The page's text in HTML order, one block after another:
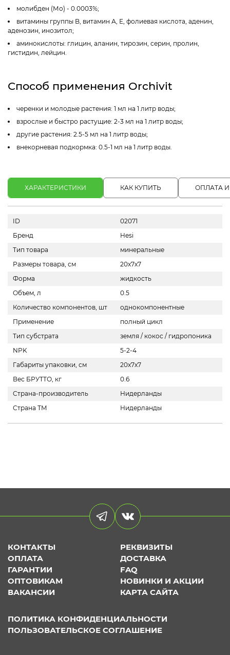
молибден (Мо) - 0.0003%;
витамины группы B, витамин А, Е, фолиевая кислота, аденин,
аденозин, инозитол;
аминокислоты: глицин, аланин, тирозин, серин, пролин,
гистидин, лейцин.
Способ применения Orchivit
черенки и молодые растения: 1 мл на 1 литр воды;
взрослые и быстро растущие: 2-3 мл на 1 литр воды;
другие растения: 2.5-5 мл на 1 литр воды;
внекорневая подкормка: 0.5-1 мл на 1 литр воды.
ХАРАКТЕРИСТИКИ КАК КУПИТЬ ОПЛАТА
ID
02071
Бренд
Hesi
Тип товара
минеральные
Размеры товара, см
20х7х7
Форма
жидкость
Объем, л
0.5
Количество компонентов, шт
однокомпонентные
Применение
полный цикл
Тип субстрата
земля / кокос / гидропоника
NPK
5-2-4
Габариты упаковки, см
20x7x7
Вес БРУТТО, кг
0.6
Страна-производитель
Нидерланды
Страна ТМ
Нидерланды
КОНТАКТЫ
РЕКВИЗИТЫ
ОПЛАТА
ДОСТАВКА
ГАРАНТИИ
FAQ
ОПТОВИКАМ
НОВИНКИ И АКЦИИ
ВАКАНСИИ
КАРТА САЙТА
ПОЛИТИКА КОНФИДЕНЦИАЛЬНОСТИ
ПОЛЬЗОВАТЕЛЬСКОЕ СОГЛАШЕНИЕ